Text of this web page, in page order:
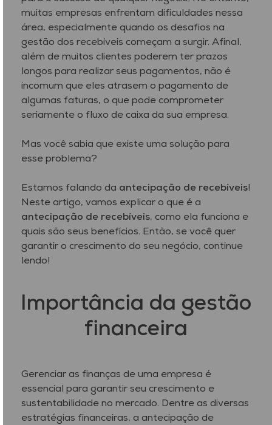
muitas empresas enfrentam dificuldades nessa
área, especialmente quando os desafios na
gestão dos recebíveis começam a surgir. Afinal,
além de muitos clientes poderem ter prazos
longos para realizar seus pagamentos, não é
incomum que eles atrasem o pagamento de
algumas faturas, o que pode comprometer
seriamente o fluxo de caixa da sua empresa.
Mas você sabia que existe uma solução para
esse problema?
Estamos falando da antecipação de recebíveis!
Neste artigo, vamos explicar o que é a
antecipação de recebíveis, como ela funciona e
quais são seus benefícios. Então, se você quer
garantir o crescimento do seu negócio, continue
lendo!
Importância da gestão
financeira
Gerenciar as finanças de uma empresa é
essencial para garantir seu crescimento e
sustentabilidade no mercado. Dentre as diversas
estratégias financeiras, a antecipação de